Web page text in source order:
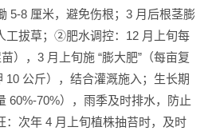
5-8 厘米，避免伤根；3 月后根茎膨
工拔草；②肥水调控：12 月上旬每
），3 月上旬施 “膨大肥”（每亩复
10 公斤），结合灌溉施入；生长期
60%-70%），雨季及时排水，防止
次年 4 月上旬植株抽苔时，及时